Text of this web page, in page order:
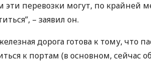
перевозки могут, по крайней
– заявил он.
дорога готова к тому, что
к портам (в основном, сейчас